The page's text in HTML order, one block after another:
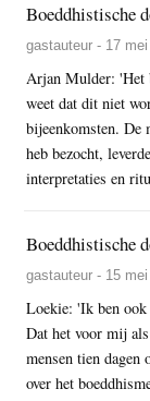
Boeddhistische
gastauteur - 17
Arjan Mulder: 'Het
weet dat dit niet
bijeenkomsten. De
heb bezocht,
interpretaties en
Boeddhistische
gastauteur - 15
Loekie: 'Ik ben ook
Dat het voor mij
mensen tien dagen
over het